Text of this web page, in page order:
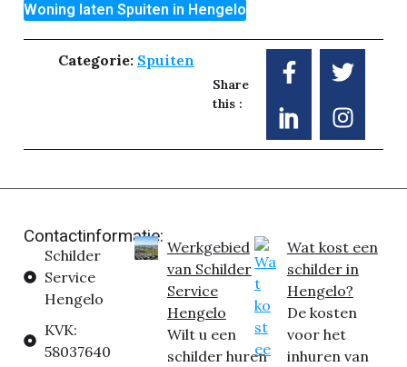
Woning laten Spuiten in Hengelo
Categorie: Spuiten
Share
this :
Contactinformatie:
Schilder
Service
Hengelo
KVK:
58037640
Werkgebied
van Schilder
Service
Hengelo
Wilt u een
schilder huren
Wat kost een
schilder in
Hengelo?
De kosten
voor het
inhuren van